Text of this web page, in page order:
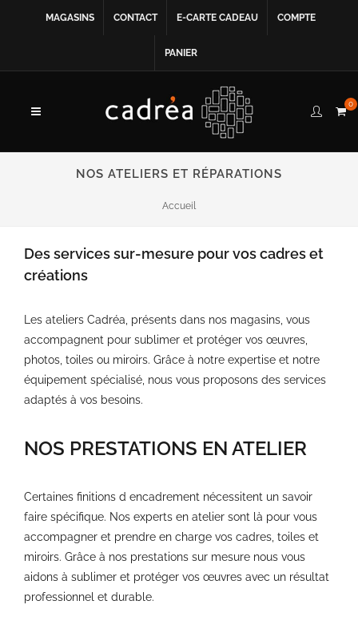
MAGASINS CONTACT E-CARTE CADEAU COMPTE
PANIER
0
NOS ATELIERS ET RÉPARATIONS
Accueil
Des services sur-mesure pour vos cadres et
créations
Les ateliers Cadréa, présents dans nos magasins, vous
accompagnent pour sublimer et protéger vos œuvres,
photos, toiles ou miroirs. Grâce à notre expertise et notre
équipement spécialisé, nous vous proposons des services
adaptés à vos besoins.
NOS PRESTATIONS EN ATELIER
Certaines finitions d encadrement nécessitent un savoir
faire spécifique. Nos experts en atelier sont là pour vous
accompagner et prendre en charge vos cadres, toiles et
miroirs. Grâce à nos prestations sur mesure nous vous
aidons à sublimer et protéger vos œuvres avec un résultat
professionnel et durable.